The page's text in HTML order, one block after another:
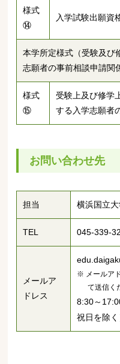
様式
⑭
入学試験出願資
本学所定様式（受験及び
志願者の事前相談申請関
様式
⑮
受験上及び修学
する入学志願者
お問い合わせ先
担当 横浜国立
TEL 045-339-
メールア
ドレス
※ メールア
て送信く
8:30～
祝日を除く